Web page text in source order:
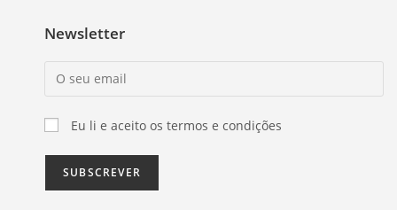
Newsletter
Eu li e aceito os termos e condições